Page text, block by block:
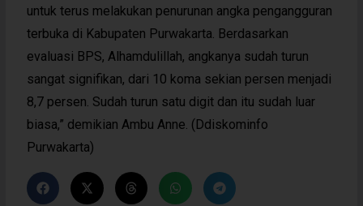
untuk terus melakukan penurunan angka pengangguran
terbuka di Kabupaten Purwakarta. Berdasarkan
evaluasi BPS, Alhamdulillah, angkanya sudah turun
sangat signifikan, dari 10 koma sekian persen menjadi
8,7 persen. Sudah turun satu digit dan itu sudah luar
biasa,” demikian Ambu Anne. (Ddiskominfo
Purwakarta)